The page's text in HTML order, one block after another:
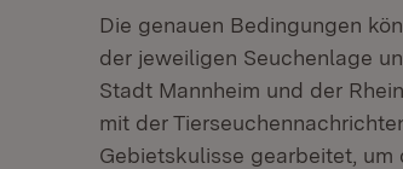
Die genauen Bedingungen
der jeweiligen Seuchenlage
Stadt Mannheim und der
mit der
Gebietskulisse gearbeitet,